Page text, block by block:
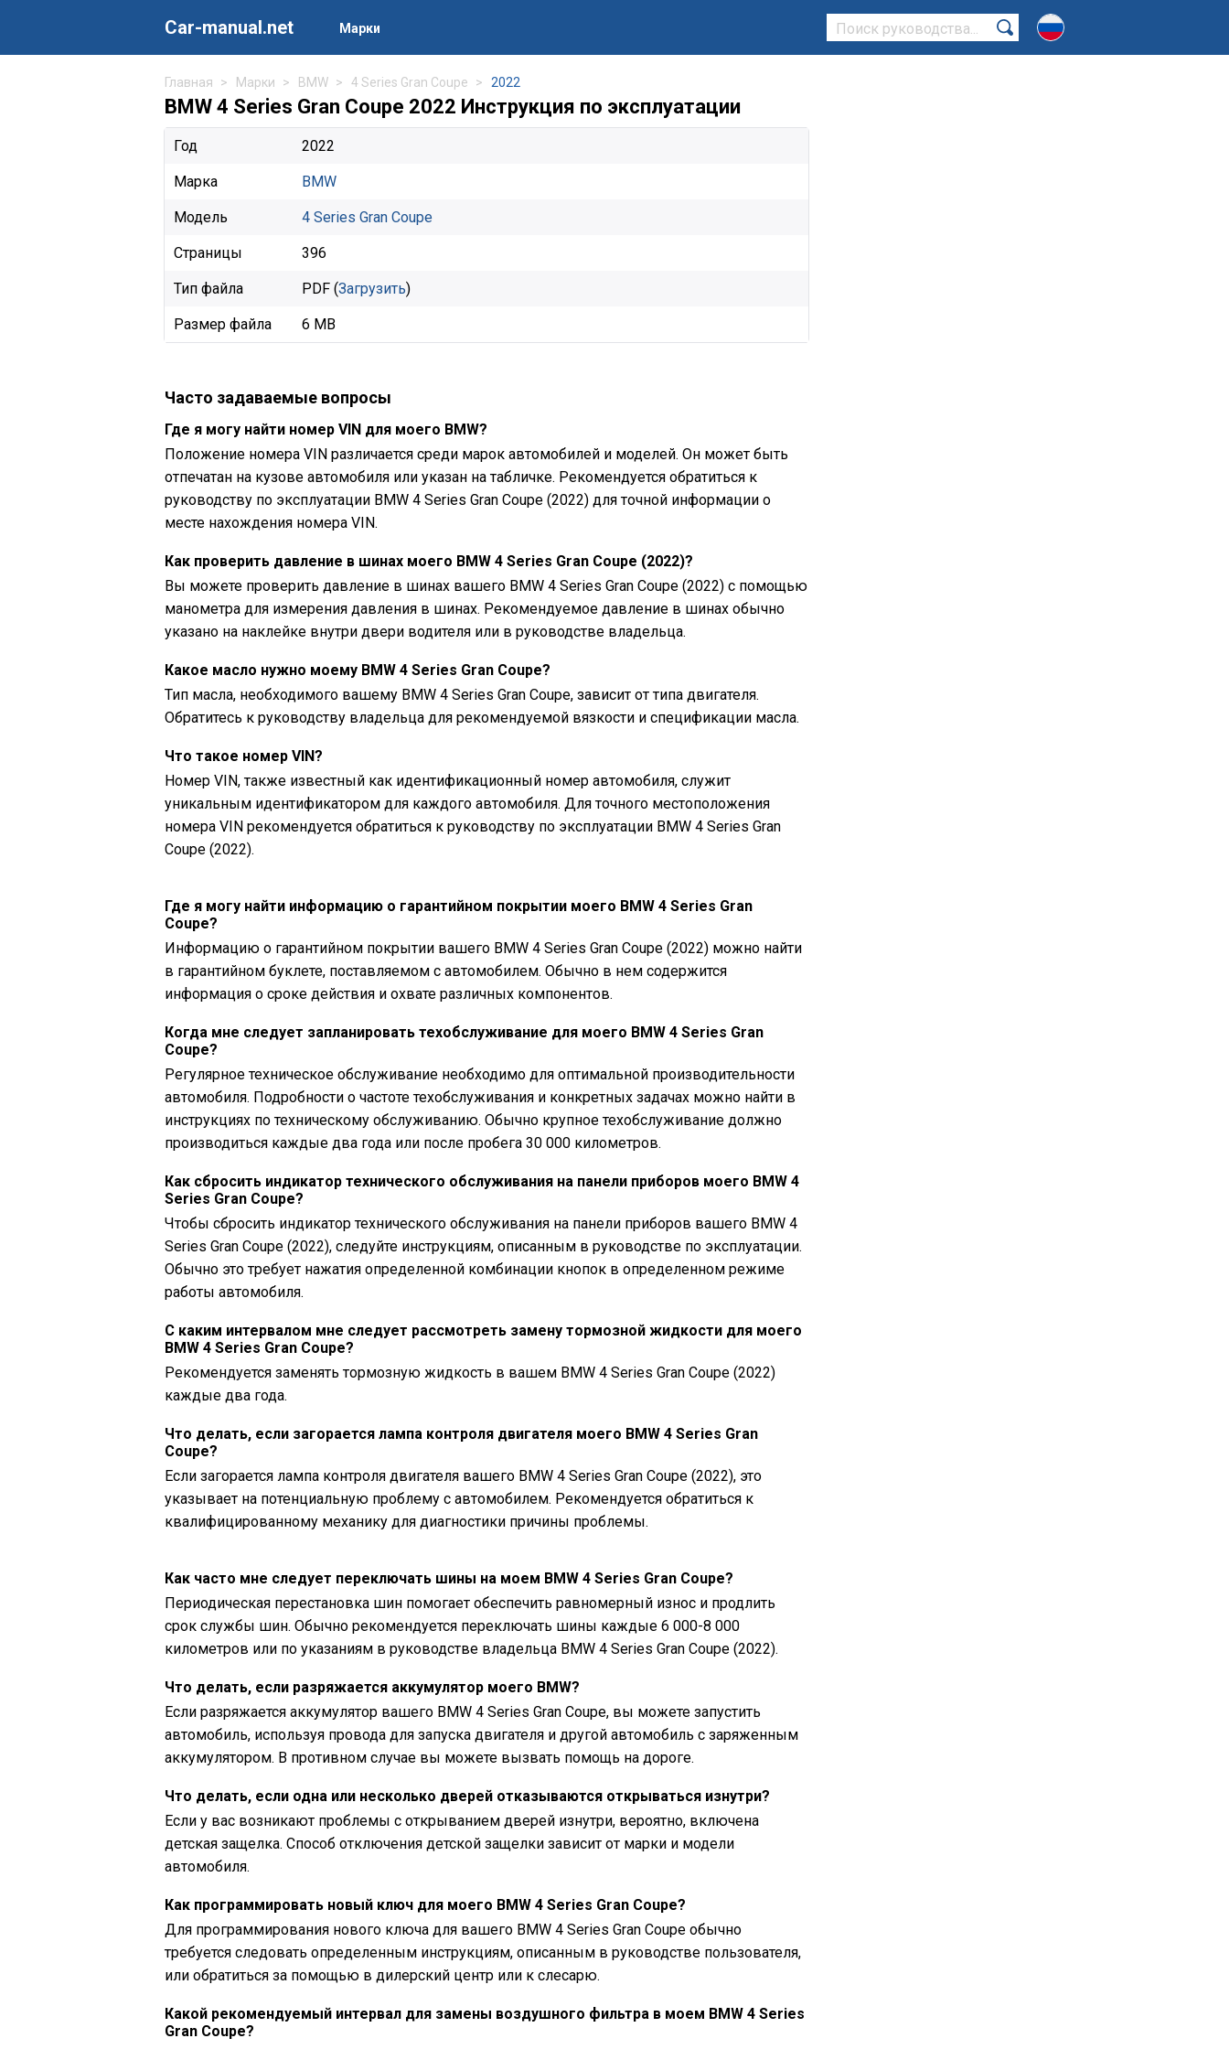
Car-manual.net Марки
Главная Марки BMW 4 Series Gran Coupe 2022
BMW 4 Series Gran Coupe 2022 Инструкция по эксплуатации
Год 2022
Марка BMW
Модель 4 Series Gran Coupe
Страницы 396
Тип файла PDF (Загрузить)
Размер файла 6 MB
Часто задаваемые вопросы
Где я могу найти номер VIN для моего BMW?
Положение номера VIN различается среди марок автомобилей и моделей. Он может быть
отпечатан на кузове автомобиля или указан на табличке. Рекомендуется обратиться к
руководству по эксплуатации BMW 4 Series Gran Coupe (2022) для точной информации о
месте нахождения номера VIN.
Как проверить давление в шинах моего BMW 4 Series Gran Coupe (2022)?
Вы можете проверить давление в шинах вашего BMW 4 Series Gran Coupe (2022) с помощью
манометра для измерения давления в шинах. Рекомендуемое давление в шинах обычно
указано на наклейке внутри двери водителя или в руководстве владельца.
Какое масло нужно моему BMW 4 Series Gran Coupe?
Тип масла, необходимого вашему BMW 4 Series Gran Coupe, зависит от типа двигателя.
Обратитесь к руководству владельца для рекомендуемой вязкости и спецификации масла.
Что такое номер VIN?
Номер VIN, также известный как идентификационный номер автомобиля, служит
уникальным идентификатором для каждого автомобиля. Для точного местоположения
номера VIN рекомендуется обратиться к руководству по эксплуатации BMW 4 Series Gran
Coupe (2022).
Где я могу найти информацию о гарантийном покрытии моего BMW 4 Series Gran
Coupe?
Информацию о гарантийном покрытии вашего BMW 4 Series Gran Coupe (2022) можно найти
в гарантийном буклете, поставляемом с автомобилем. Обычно в нем содержится
информация о сроке действия и охвате различных компонентов.
Когда мне следует запланировать техобслуживание для моего BMW 4 Series Gran
Coupe?
Регулярное техническое обслуживание необходимо для оптимальной производительности
автомобиля. Подробности о частоте техобслуживания и конкретных задачах можно найти в
инструкциях по техническому обслуживанию. Обычно крупное техобслуживание должно
производиться каждые два года или после пробега 30 000 километров.
Как сбросить индикатор технического обслуживания на панели приборов моего BMW 4
Series Gran Coupe?
Чтобы сбросить индикатор технического обслуживания на панели приборов вашего BMW 4
Series Gran Coupe (2022), следуйте инструкциям, описанным в руководстве по эксплуатации.
Обычно это требует нажатия определенной комбинации кнопок в определенном режиме
работы автомобиля.
С каким интервалом мне следует рассмотреть замену тормозной жидкости для моего
BMW 4 Series Gran Coupe?
Рекомендуется заменять тормозную жидкость в вашем BMW 4 Series Gran Coupe (2022)
каждые два года.
Что делать, если загорается лампа контроля двигателя моего BMW 4 Series Gran
Coupe?
Если загорается лампа контроля двигателя вашего BMW 4 Series Gran Coupe (2022), это
указывает на потенциальную проблему с автомобилем. Рекомендуется обратиться к
квалифицированному механику для диагностики причины проблемы.
Как часто мне следует переключать шины на моем BMW 4 Series Gran Coupe?
Периодическая перестановка шин помогает обеспечить равномерный износ и продлить
срок службы шин. Обычно рекомендуется переключать шины каждые 6 000-8 000
километров или по указаниям в руководстве владельца BMW 4 Series Gran Coupe (2022).
Что делать, если разряжается аккумулятор моего BMW?
Если разряжается аккумулятор вашего BMW 4 Series Gran Coupe, вы можете запустить
автомобиль, используя провода для запуска двигателя и другой автомобиль с заряженным
аккумулятором. В противном случае вы можете вызвать помощь на дороге.
Что делать, если одна или несколько дверей отказываются открываться изнутри?
Если у вас возникают проблемы с открыванием дверей изнутри, вероятно, включена
детская защелка. Способ отключения детской защелки зависит от марки и модели
автомобиля.
Как программировать новый ключ для моего BMW 4 Series Gran Coupe?
Для программирования нового ключа для вашего BMW 4 Series Gran Coupe обычно
требуется следовать определенным инструкциям, описанным в руководстве пользователя,
или обратиться за помощью в дилерский центр или к слесарю.
Какой рекомендуемый интервал для замены воздушного фильтра в моем BMW 4 Series
Gran Coupe?